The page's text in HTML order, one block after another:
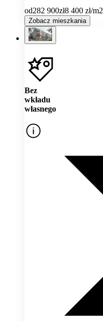
od282 900zł8 400 zł/m2
Zobacz mieszkania
Bez
wkładu
własnego